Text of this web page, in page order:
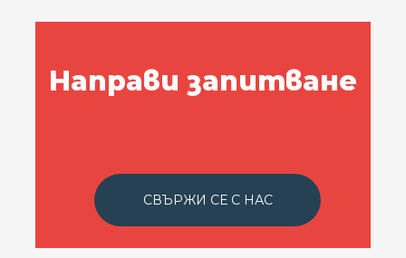
Направи запитване
СВЪРЖИ СЕ С НАС